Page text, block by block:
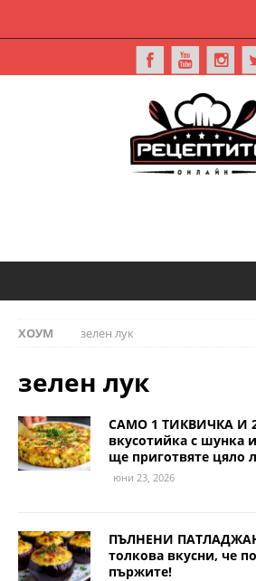
ХОУМ зелен лук
зелен лук
САМО 1 ТИКВИЧКА И
вкусотийка с шунка
ще приготвяте цяло
юни 23, 2026
ПЪЛНЕНИ
толкова вкусни, че
пържите!